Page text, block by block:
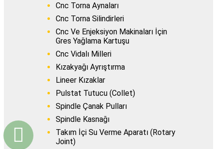
Cnc Torna Aynaları
Cnc Torna Silindirleri
Cnc Ve Enjeksiyon Makinaları İçin
Gres Yağlama Kartuşu
Cnc Vidalı Milleri
Kızakyağı Ayrıştırma
Lineer Kızaklar
Pulstat Tutucu (Collet)
Spindle Çanak Pulları
Spindle Kasnağı
Takım İçi Su Verme Aparatı (Rotary
Joint)